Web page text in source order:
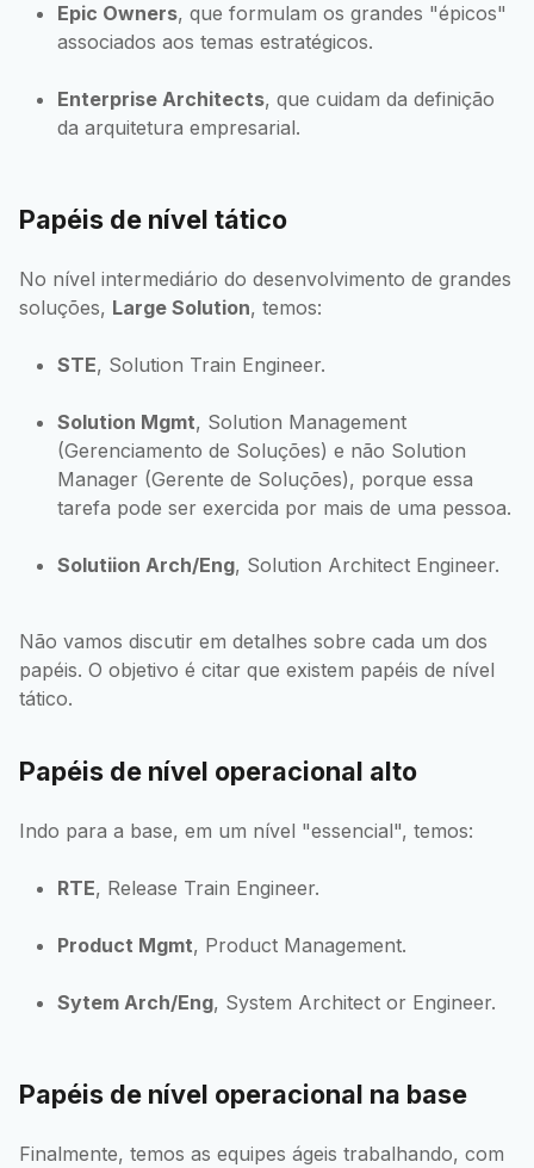
Epic Owners, que formulam os grandes "épicos"
associados aos temas estratégicos.
Enterprise Architects, que cuidam da definição
da arquitetura empresarial.
Papéis de nível tático
No nível intermediário do desenvolvimento de grandes
soluções, Large Solution, temos:
STE, Solution Train Engineer.
Solution Mgmt, Solution Management
(Gerenciamento de Soluções) e não Solution
Manager (Gerente de Soluções), porque essa
tarefa pode ser exercida por mais de uma pessoa.
Solutiion Arch/Eng, Solution Architect Engineer.
Não vamos discutir em detalhes sobre cada um dos
papéis. O objetivo é citar que existem papéis de nível
tático.
Papéis de nível operacional alto
Indo para a base, em um nível "essencial", temos:
RTE, Release Train Engineer.
Product Mgmt, Product Management.
Sytem Arch/Eng, System Architect or Engineer.
Papéis de nível operacional na base
Finalmente, temos as equipes ágeis trabalhando, com